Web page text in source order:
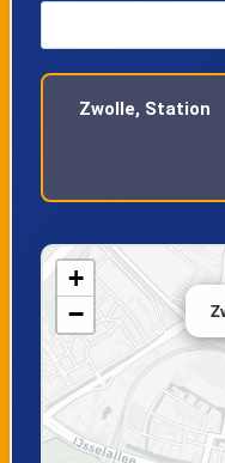
Zwolle, Station
+
−